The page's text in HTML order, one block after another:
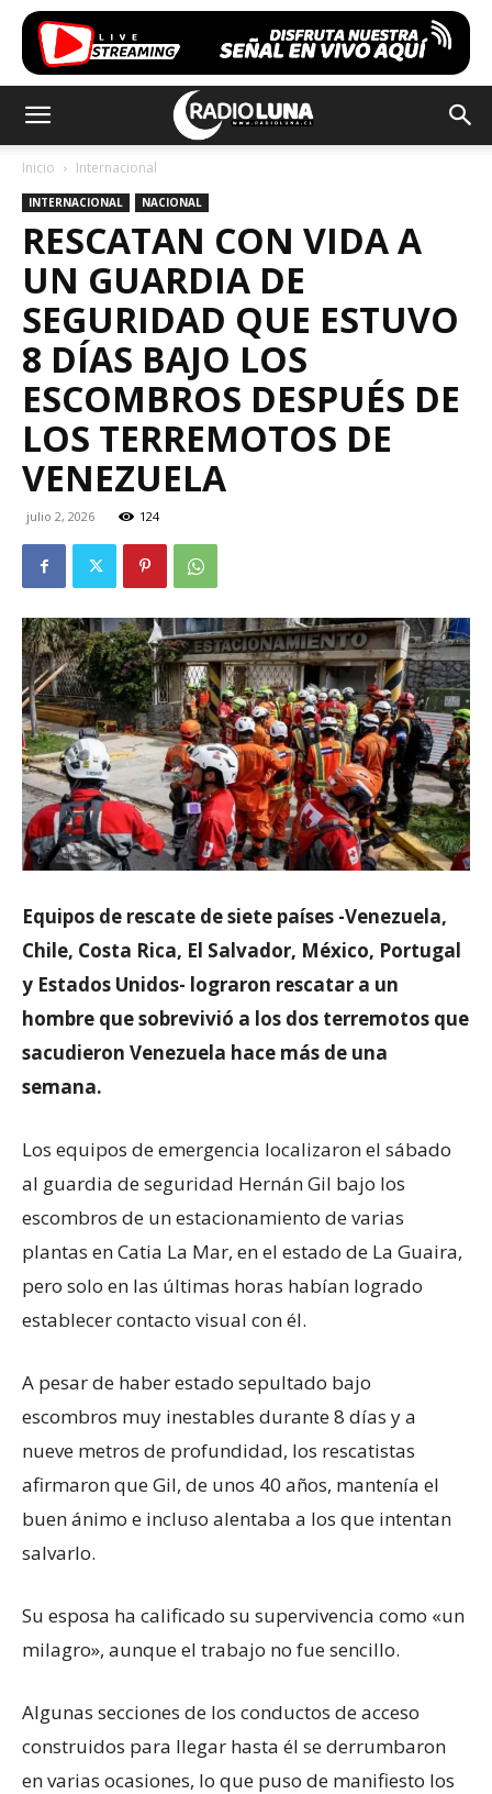
Inicio Internacional
INTERNACIONAL NACIONAL
RESCATAN CON VIDA A
UN GUARDIA DE
SEGURIDAD QUE ESTUVO
8 DÍAS BAJO LOS
ESCOMBROS DESPUÉS DE
LOS TERREMOTOS DE
VENEZUELA
julio 2, 2026 124
Equipos de rescate de siete países -Venezuela,
Chile, Costa Rica, El Salvador, México, Portugal
y Estados Unidos- lograron rescatar a un
hombre que sobrevivió a los dos terremotos que
sacudieron Venezuela hace más de una
semana.
Los equipos de emergencia localizaron el sábado
al guardia de seguridad Hernán Gil bajo los
escombros de un estacionamiento de varias
plantas en Catia La Mar, en el estado de La Guaira,
pero solo en las últimas horas habían logrado
establecer contacto visual con él.
A pesar de haber estado sepultado bajo
escombros muy inestables durante 8 días y a
nueve metros de profundidad, los rescatistas
afirmaron que Gil, de unos 40 años, mantenía el
buen ánimo e incluso alentaba a los que intentan
salvarlo.
Su esposa ha calificado su supervivencia como «un
milagro», aunque el trabajo no fue sencillo.
Algunas secciones de los conductos de acceso
construidos para llegar hasta él se derrumbaron
en varias ocasiones, lo que puso de manifiesto los